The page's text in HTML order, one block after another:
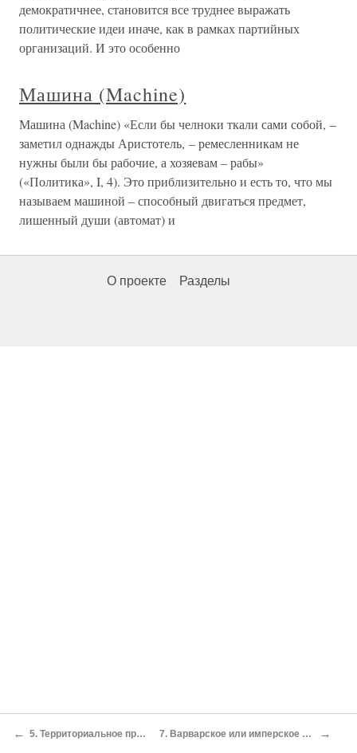
демократичнее, становится все труднее выражать
политические идеи иначе, как в рамках партийных
организаций. И это особенно
Машина (Machine)
Машина (Machine) «Если бы челноки ткали сами собой, –
заметил однажды Аристотель, – ремесленникам не
нужны были бы рабочие, а хозяевам – рабы»
(«Политика», I, 4). Это приблизительно и есть то, что мы
называем машиной – способный двигаться предмет,
лишенный души (автомат) и
О проекте Разделы
← 5. Территориальное представление 7. Варварское или имперское представление →